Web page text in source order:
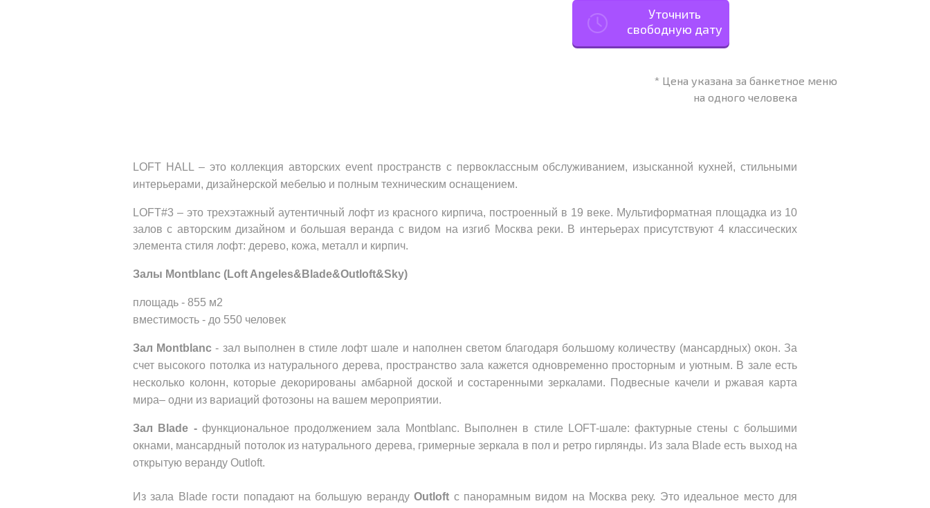
Уточнить
свободную дату
* Цена указана за банкетное меню
на одного человека
LOFT HALL – это коллекция авторских event пространств с первоклассным обслуживанием, изысканной кухней, стильными
интерьерами, дизайнерской мебелью и полным техническим оснащением.
LOFT#3 – это трехэтажный аутентичный лофт из красного кирпича, построенный в 19 веке. Мультиформатная площадка из 10
залов с авторским дизайном и большая веранда с видом на изгиб Москва реки. В интерьерах присутствуют 4 классических
элемента стиля лофт: дерево, кожа, металл и кирпич.
Залы Montblanc (Loft Angeles&Blade&Outloft&Sky)
площадь - 855 м2
вместимость - до 550 человек
Зал Montblanc - зал выполнен в стиле лофт шале и наполнен светом благодаря большому количеству (мансардных) окон. За
счет высокого потолка из натурального дерева, пространство зала кажется одновременно просторным и уютным. В зале есть
несколько колонн, которые декорированы амбарной доской и состаренными зеркалами. Подвесные качели и ржавая карта
мира– одни из вариаций фотозоны на вашем мероприятии.
Зал Blade - функциональное продолжением зала Montblanc. Выполнен в стиле LOFT-шале: фактурные стены с большими
окнами, мансардный потолок из натурального дерева, гримерные зеркала в пол и ретро гирлянды. Из зала Blade есть выход на
открытую веранду Outloft.
Из зала Blade гости попадают на большую веранду Outloft с панорамным видом на Москва реку. Это идеальное место для